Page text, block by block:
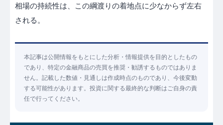
相場の持続性は、この綱渡りの着地点に少なからず左右
される。
本記事は公開情報をもとにした分析・情報提供を目的としたもの
であり、特定の金融商品の売買を推奨・勧誘するものではありま
せん。記載した数値・見通しは作成時点のものであり、今後変動
する可能性があります。投資に関する最終的な判断はご自身の責
任で行ってください。